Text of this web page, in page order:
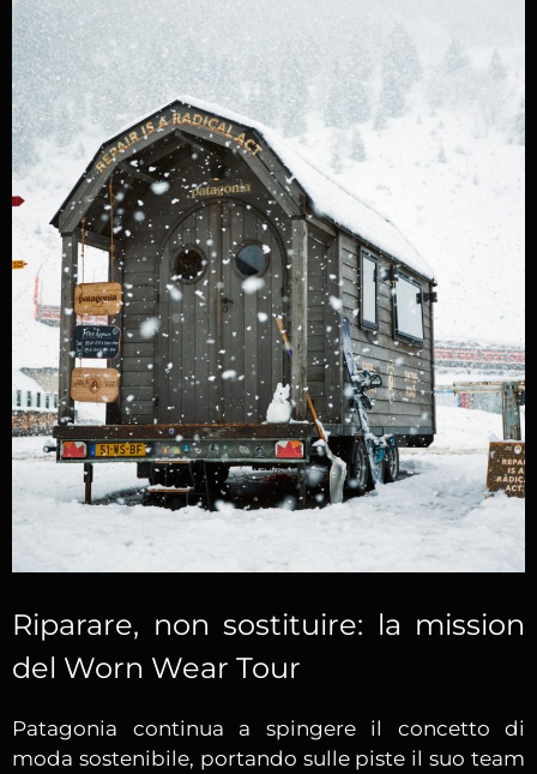
Riparare, non sostituire: la mission
del Worn Wear Tour
Patagonia continua a spingere il concetto di
moda sostenibile, portando sulle piste il suo team